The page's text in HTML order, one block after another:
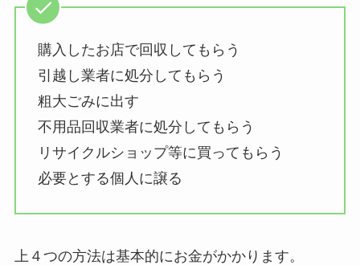
購入したお店で回収してもらう
引越し業者に処分してもらう
粗大ごみに出す
不用品回収業者に処分してもらう
リサイクルショップ等に買ってもらう
必要とする個人に譲る
上４つの方法は基本的にお金がかかります。